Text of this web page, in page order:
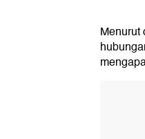
Menurut